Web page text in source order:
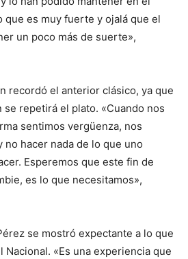
que es muy fuerte y ojalá que el
un poco más de suerte»,
recordó el anterior clásico, ya que
repetirá el plato. «Cuando nos
sentimos vergüenza, nos
no hacer nada de lo que uno
Esperemos que este fin de
es lo que necesitamos»,
se mostró expectante a lo que
Nacional. «Es una experiencia que